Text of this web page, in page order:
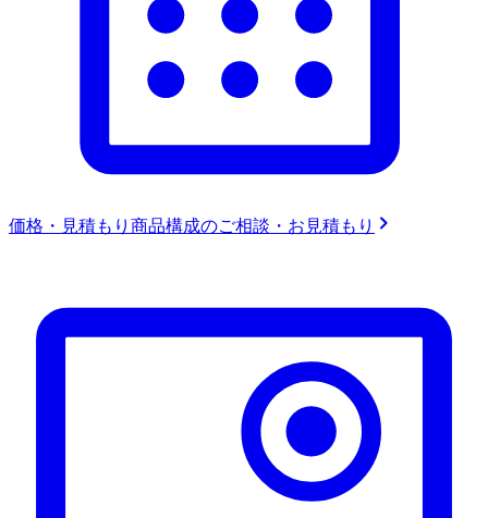
価格・見積もり 商品構成のご相談・お見積もり